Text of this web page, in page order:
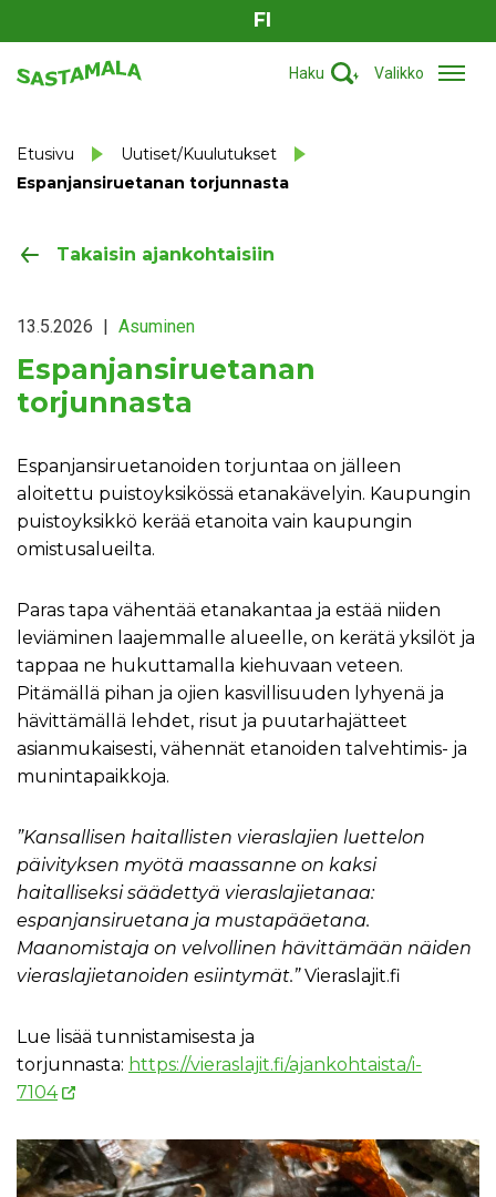
FI
Haku Valikko
Etusivu
Uutiset/Kuulutukset
Espanjansiruetanan torjunnasta
Takaisin ajankohtaisiin
13.5.2026 | Asuminen
Espanjansiruetanan
torjunnasta
Espanjansiruetanoiden torjuntaa on jälleen
aloitettu puistoyksikössä etanakävelyin. Kaupungin
puistoyksikkö kerää etanoita vain kaupungin
omistusalueilta.
Paras tapa vähentää etanakantaa ja estää niiden
leviäminen laajemmalle alueelle, on kerätä yksilöt ja
tappaa ne hukuttamalla kiehuvaan veteen.
Pitämällä pihan ja ojien kasvillisuuden lyhyenä ja
hävittämällä lehdet, risut ja puutarhajätteet
asianmukaisesti, vähennät etanoiden talvehtimis- ja
munintapaikkoja.
”Kansallisen haitallisten vieraslajien luettelon
päivityksen myötä maassanne on kaksi
haitalliseksi säädettyä vieraslajietanaa:
espanjansiruetana ja mustapääetana.
Maanomistaja on velvollinen hävittämään näiden
vieraslajietanoiden esiintymät.”Vieraslajit.fi
Lue lisää tunnistamisesta ja
torjunnasta: https://vieraslajit.fi/ajankohtaista/i-
7104